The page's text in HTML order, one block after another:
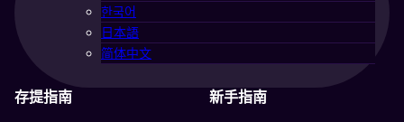
한국어
日本語
简体中文
存提指南 新手指南